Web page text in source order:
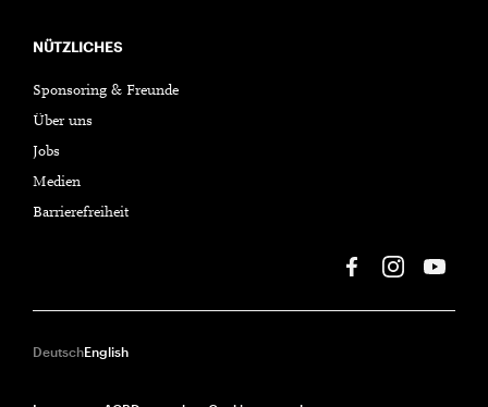
NÜTZLICHES
Sponsoring & Freunde
Über uns
Jobs
Medien
Barrierefreiheit
DeutschEnglish